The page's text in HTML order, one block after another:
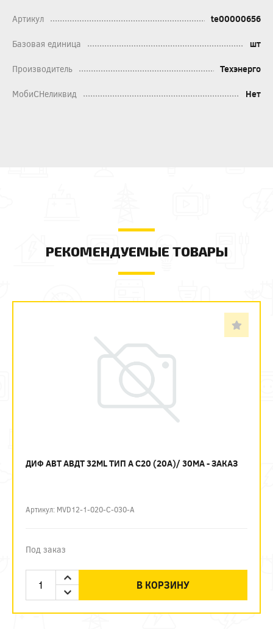
Артикул te00000656
Базовая единица шт
Производитель Техэнерго
МобиСНеликвид Нет
РЕКОМЕНДУЕМЫЕ ТОВАРЫ
ДИФ АВТ АВДТ 32ML ТИП А C20 (20А)/ 30МА - ЗАКАЗ
Артикул: MVD12-1-020-C-030-A
Под заказ
В КОРЗИНУ